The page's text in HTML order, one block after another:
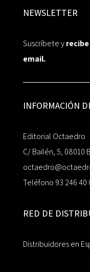
NEWSLETTER
Suscríbete y
email.
INFORMACIÓN
Editorial Octaedro
C/ Bailén, 5, 08010
Teléfono 93 246 40
RED DE
Distribuidores en